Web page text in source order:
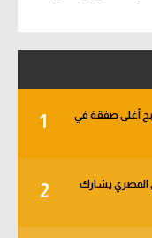
1
أغلى صفقة في
2
من دور الـ 32.. والثلاثي المصري يشارك